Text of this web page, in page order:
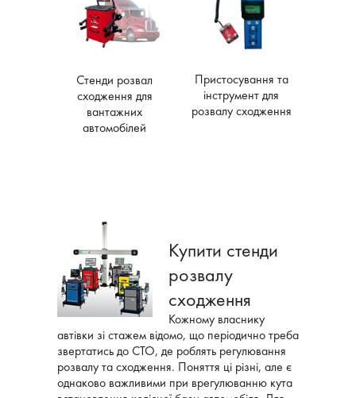
Стенди розвал
сходження для
вантажних
автомобілей
Пристосування та
інструмент для
розвалу сходження
Купити стенди
розвалу
сходження
Кожному власнику
автівки зі стажем відомо, що періодично треба
звертатись до СТО, де роблять регулювання
розвалу та сходження. Поняття ці різні, але є
однаково важливими при врегулюванню кута